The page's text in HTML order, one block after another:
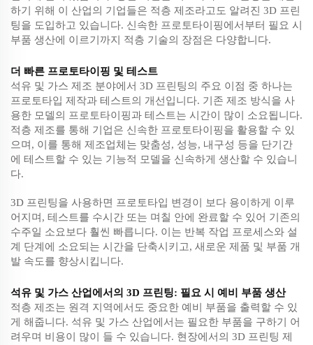
하기 위해 이 산업의 기업들은 적층 제조라고도 알려진 3D 프린
팅을 도입하고 있습니다. 신속한 프로토타이핑에서부터 필요 시
부품 생산에 이르기까지 적층 기술의 장점은 다양합니다.
더 빠른 프로토타이핑 및 테스트
석유 및 가스 제조 분야에서 3D 프린팅의 주요 이점 중 하나는
프로토타입 제작과 테스트의 개선입니다. 기존 제조 방식을 사
용한 모델의 프로토타이핑과 테스트는 시간이 많이 소요됩니다.
적층 제조를 통해 기업은 신속한 프로토타이핑을 활용할 수 있
으며, 이를 통해 제조업체는 맞춤성, 성능, 내구성 등을 단기간
에 테스트할 수 있는 기능적 모델을 신속하게 생산할 수 있습니
다.
3D 프린팅을 사용하면 프로토타입 변경이 보다 용이하게 이루
어지며, 테스트를 수시간 또는 며칠 안에 완료할 수 있어 기존의
수주일 소요보다 훨씬 빠릅니다. 이는 반복 작업 프로세스와 설
계 단계에 소요되는 시간을 단축시키고, 새로운 제품 및 부품 개
발 속도를 향상시킵니다.
석유 및 가스 산업에서의 3D 프린팅: 필요 시 예비 부품 생산
적층 제조는 원격 지역에서도 중요한 예비 부품을 출력할 수 있
게 해줍니다. 석유 및 가스 산업에서는 필요한 부품을 구하기 어
려우며 비용이 많이 들 수 있습니다. 현장에서의 3D 프린팅 제